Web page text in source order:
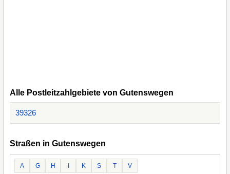
Alle Postleitzahlgebiete von Gutenswegen
39326
Straßen in Gutenswegen
A G H K S T V